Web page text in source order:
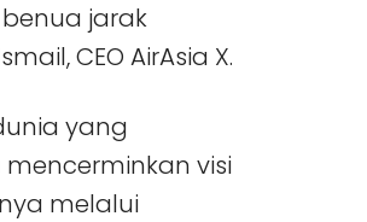
jarak
CEO AirAsia X.
yang
visi
melalui